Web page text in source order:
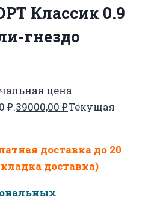
Классик 0.9
гнездо
цена
₽.39000,00 ₽Текущая
доставка до 20
доставка)